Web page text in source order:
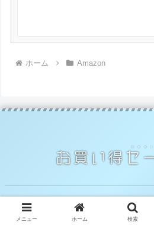
ホーム Amazon
© 2014 お買い得セ
メニュー ホーム 検索